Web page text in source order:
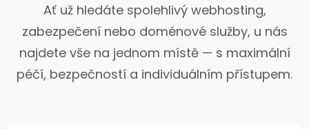
Ať už hledáte spolehlivý webhosting,
zabezpečení nebo doménové služby, u nás
najdete vše na jednom místě — s maximální
péčí, bezpečností a individuálním přístupem.